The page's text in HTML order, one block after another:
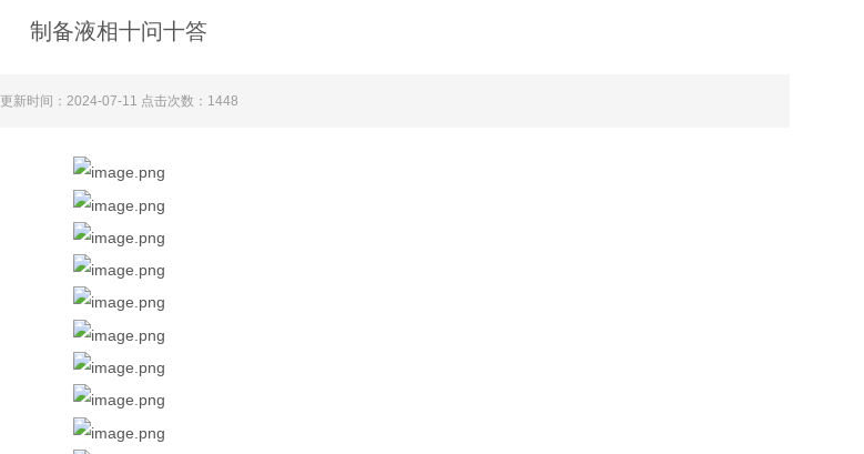
制备液相十问十答
更新时间：2024-07-11 点击次数：1448